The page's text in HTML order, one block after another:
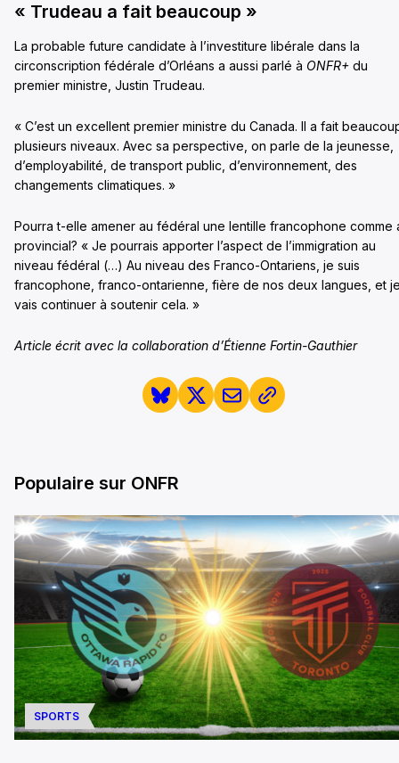
« Trudeau a fait beaucoup »
La probable future candidate à l’investiture libérale dans la
circonscription fédérale d’Orléans a aussi parlé à ONFR+ du
premier ministre, Justin Trudeau.
« C’est un excellent premier ministre du Canada. Il a fait
plusieurs niveaux. Avec sa perspective, on parle de la jeunesse,
d’employabilité, de transport public, d’environnement, des
changements climatiques. »
Pourra t-elle amener au fédéral une lentille francophone comme
provincial? « Je pourrais apporter l’aspect de l’immigration au
niveau fédéral (…) Au niveau des Franco-Ontariens, je suis
francophone, franco-ontarienne, fière de nos deux langues, et
vais continuer à soutenir cela. »
Article écrit avec la collaboration d’Étienne Fortin-Gauthier
Populaire sur ONFR
SPORTS